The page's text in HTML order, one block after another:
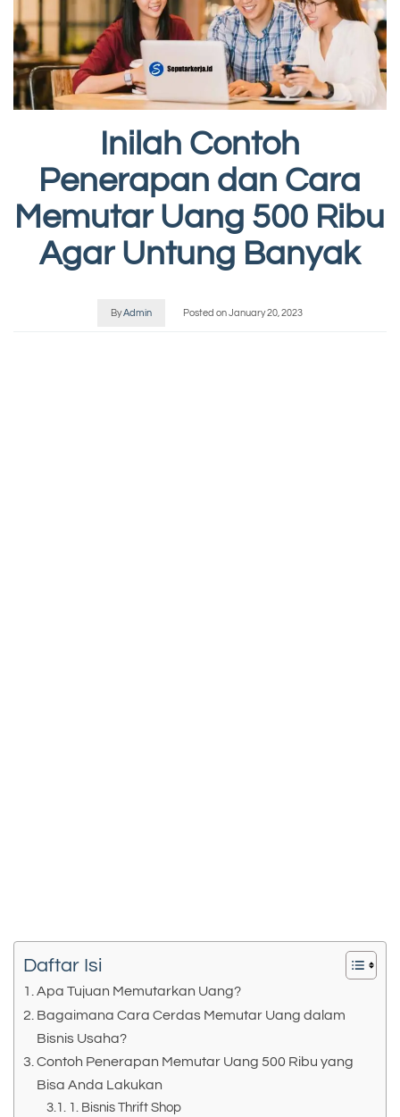
Inilah Contoh
Penerapan dan Cara
Memutar Uang 500 Ribu
Agar Untung Banyak
ByAdmin Posted onJanuary 20, 2023
Daftar Isi
Apa Tujuan Memutarkan Uang?
Bagaimana Cara Cerdas Memutar Uang dalam
Bisnis Usaha?
Contoh Penerapan Memutar Uang 500 Ribu yang
Bisa Anda Lakukan
1. Bisnis Thrift Shop